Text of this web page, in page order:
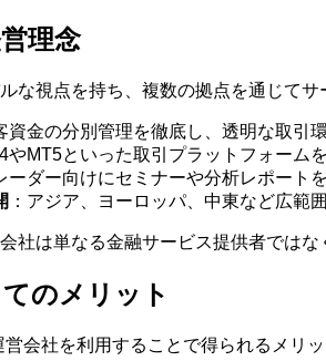
理念
な視点を持ち、複数の拠点を通じて
資金の分別管理を徹底し、透明な取引
やMT5といった取引プラットフォーム
ーダー向けにセミナーや分析レポート
：アジア、ヨーロッパ、中東など広範
社は単なる金融サービス提供者では
のメリット
会社を利用することで得られるメリッ